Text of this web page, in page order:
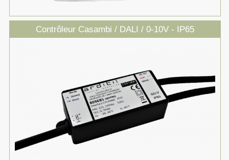
Contrôleur Casambi / DALI / 0-10V - IP65